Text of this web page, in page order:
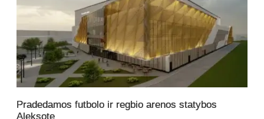
Pradedamos futbolo ir regbio arenos statybos
Aleksote